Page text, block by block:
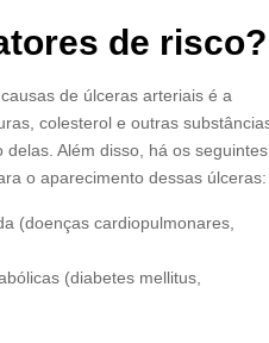
de risco?
de úlceras arteriais é a
colesterol e outras
Além disso, há os seguintes
o aparecimento dessas úlceras:
(doenças cardiopulmonares,
(diabetes mellitus,